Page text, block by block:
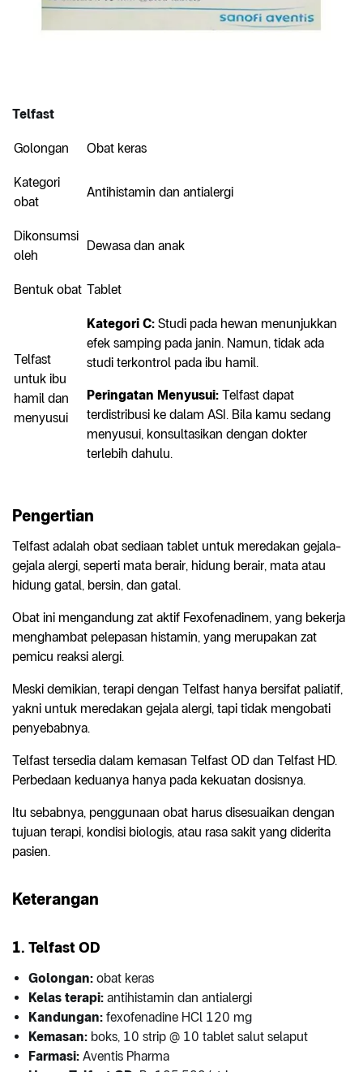
Telfast
Golongan Obat keras
Kategori
obat
Antihistamin dan antialergi
Dikonsumsi
oleh
Dewasa dan anak
Bentuk obat Tablet
Telfast
untuk ibu
hamil dan
menyusui
Kategori C: Studi pada hewan menunjukkan
efek samping pada janin. Namun, tidak ada
studi terkontrol pada ibu hamil.
Peringatan Menyusui: Telfast dapat
terdistribusi ke dalam ASI. Bila kamu sedang
menyusui, konsultasikan dengan dokter
terlebih dahulu.
Pengertian
Telfast adalah obat sediaan tablet untuk meredakan gejala-
gejala alergi, seperti mata berair, hidung berair, mata atau
hidung gatal, bersin, dan gatal.
Obat ini mengandung zat aktif Fexofenadinem, yang bekerja
menghambat pelepasan histamin, yang merupakan zat
pemicu reaksi alergi.
Meski demikian, terapi dengan Telfast hanya bersifat paliatif,
yakni untuk meredakan gejala alergi, tapi tidak mengobati
penyebabnya.
Telfast tersedia dalam kemasan Telfast OD dan Telfast HD.
Perbedaan keduanya hanya pada kekuatan dosisnya.
Itu sebabnya, penggunaan obat harus disesuaikan dengan
tujuan terapi, kondisi biologis, atau rasa sakit yang diderita
pasien.
Keterangan
1. Telfast OD
Golongan: obat keras
Kelas terapi: antihistamin dan antialergi
Kandungan: fexofenadine HCl 120 mg
Kemasan: boks, 10 strip @ 10 tablet salut selaput
Farmasi: Aventis Pharma